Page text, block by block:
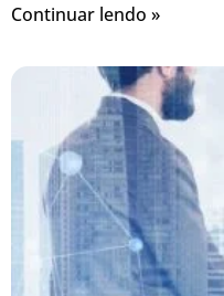
Continuar lendo »